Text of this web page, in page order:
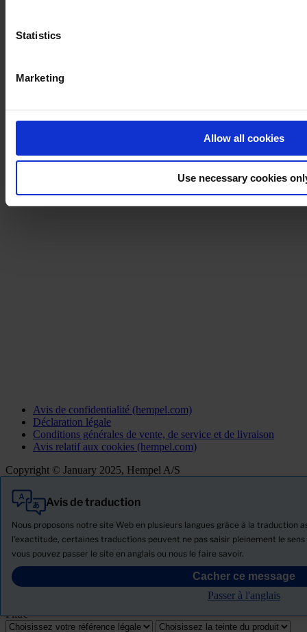
Statistics
Marketing
Allow all cookies
Use necessary cookies
Avis de confidentialité (hempel.com)
Déclaration légale
Conditions générales de vente, de service et de livraison
Avis relatif aux cookies (hempel.com)
Copyright © January 2025, Hempel A/S
Avis de traduction
Nous proposons notre site Web en plusieurs langues grâce à la traduction
l'exactitude, certaines traductions peuvent ne pas saisir pleinement le
vous pouvez passer le site en anglais ou nous le faire savoir.
Cacher ce message
Passer à l'anglais
Tout
Actualités
Télécharger la Fiche de données de sécurité
PRODUCT NAME
Filtre